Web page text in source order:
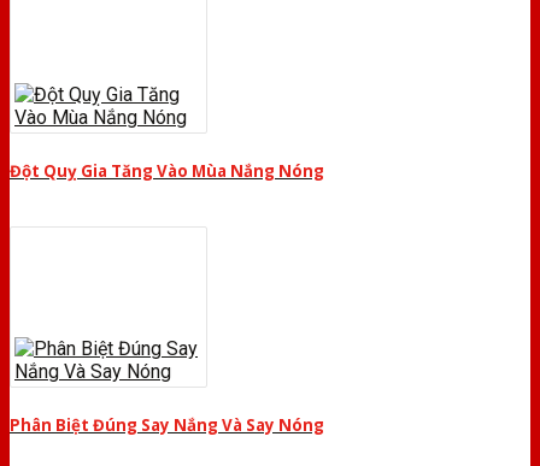
Đột Quỵ Gia Tăng Vào Mùa Nắng Nóng
Phân Biệt Đúng Say Nắng Và Say Nóng